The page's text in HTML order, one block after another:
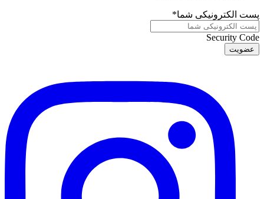
پست الکترونیکی شما*
Security Code